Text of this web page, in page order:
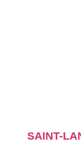
SAINT-